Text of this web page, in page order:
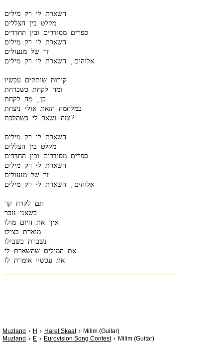
השארת לי רק מילים
מקלט בין הצללים
ספרים מסודרים ובין החדרים
השארת לי רק מילים
זר של מנעולים
אלוהים, השארת לי רק מילים
קירות שותקים עכשיו
ומה לקחת כשברחת
כן, מה לקחת
במלחמה הזאת אולי ניצחת
ומה נשאר לי כשהלכת?
השארת לי רק מילים
מקלט בין הצללים
ספרים מסודרים ובין החדרים
השארת לי רק מילים
זר של מנעולים
אלוהים, השארת לי רק מילים
וגם לקרח קר
כשאני נזכר
איך את היום מולו
מוארת בצילו
נשברת בשבילו
את המילים שהשארת לי
Muzland H Harel Skaat
Milim (Guitar)
Muzland
E Eurovision Song Contest Milim (Guitar)